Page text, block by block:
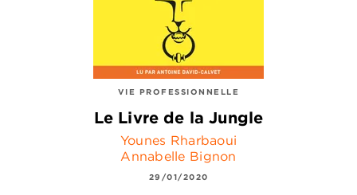
VIE PROFESSIONNELLE
Le Livre de la Jungle
Younes Rharbaoui
Annabelle Bignon
29/01/2020